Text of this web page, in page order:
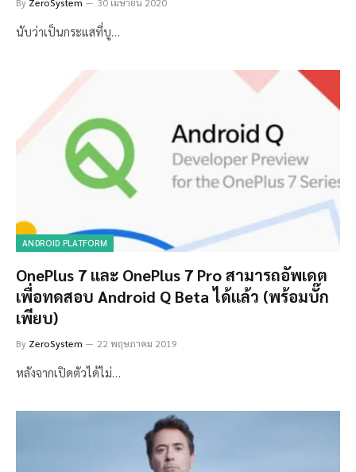
นับว่าเป็นกระแสที่บู…
ANDROID PLATFORM
OnePlus 7 และ OnePlus 7 Pro สามารถอัพเดต
เพื่อทดสอบ Android Q Beta ได้แล้ว (พร้อมบั๊ก
เพียบ)
By ZeroSystem 22 พฤษภาคม 2019
หลังจากเปิดตัวได้ไม่…